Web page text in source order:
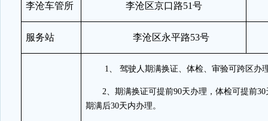
李沧车管所 李沧区京口路51号
服务站 李沧区永平路53号
1、 驾驶人期满换证、体检、审验可跨区办
2、期满换证可提前90天办理，体检可提前30
期满后30天内办理。